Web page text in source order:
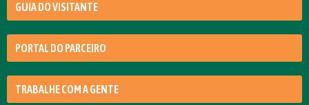
GUIA DO VISITANTE
PORTAL DO PARCEIRO
TRABALHE COM A GENTE